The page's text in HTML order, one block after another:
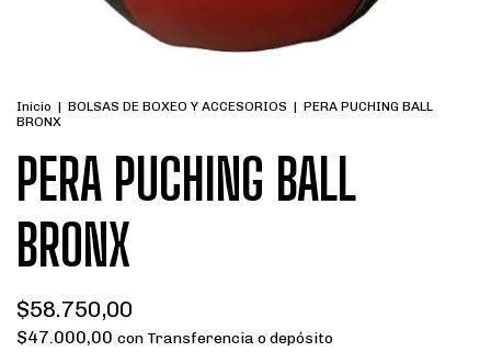
Inicio | BOLSAS DE BOXEO Y ACCESORIOS | PERA PUCHING BALL
BRONX
PERA PUCHING BALL
BRONX
$58.750,00
$47.000,00 con Transferencia o depósito